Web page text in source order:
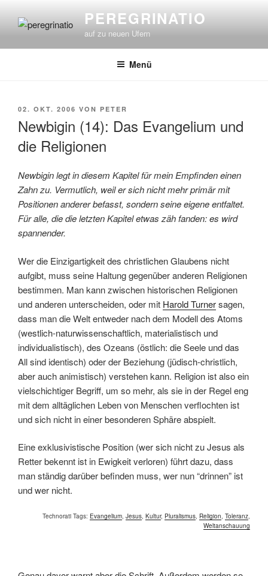
Inhalt
PEREGRINATIO
auf zu neuen Ufern
Menü
VERÖFFENTLICHT
02. OKT. 2006 VON PETER
Newbigin (14): Das Evangelium und
die Religionen
Newbigin legt in diesem Kapitel für mein Empfinden einen
Zahn zu. Vermutlich, weil er sich nicht mehr primär mit
Positionen anderer befasst, sondern seine eigene entfaltet.
Für alle, die die letzten Kapitel etwas zäh fanden: es wird
spannender.
Wer die Einzigartigkeit des christlichen Glaubens nicht
aufgibt, muss seine Haltung gegenüber anderen Religionen
bestimmen. Man kann zwischen historischen Religionen
und anderen unterscheiden, oder mit Harold Turnersagen,
dass man die Welt entweder nach dem Modell des Atoms
(westlich-naturwissenschaftlich, materialistisch und
individualistisch), des Ozeans (östlich: die Seele und das
All sind identisch) oder der Beziehung (jüdisch-christlich,
aber auch animistisch) verstehen kann. Religion ist also ein
vielschichtiger Begriff, um so mehr, als sie in der Regel eng
mit dem alltäglichen Leben von Menschen verflochten ist
und sich nicht in einer besonderen Sphäre abspielt.
Eine exklusivistische Position (wer sich nicht zu Jesus als
Retter bekennt ist in Ewigkeit verloren) führt dazu, dass
man ständig darüber befinden muss, wer nun “drinnen” ist
und wer nicht.
Technorati Tags: Evangelium Jesus Kultur, Pluralismus Religion Toleranz
Weltanschauung